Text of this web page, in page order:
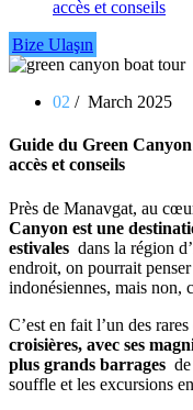
accès et conseils
Bize Ulaşın
02 / March 2025
Guide du Green
accès et conseils
Près de Manavgat, au
Canyon est une
estivales dans la région
endroit, on pourrait
indonésiennes, mais non,
C’est en fait l’un des
croisières, avec ses
plus grands barrages
souffle et les excursions